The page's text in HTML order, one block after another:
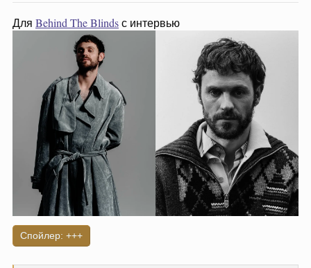
Для Behind The Blindsс интервью
Спойлер: +++